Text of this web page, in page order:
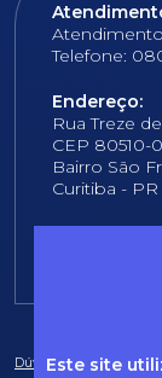
Este site
Telefone:
Endereço:
Rua Treze
CEP 80510-
Bairro São
Curitiba - PR
Dúvidas frequentes